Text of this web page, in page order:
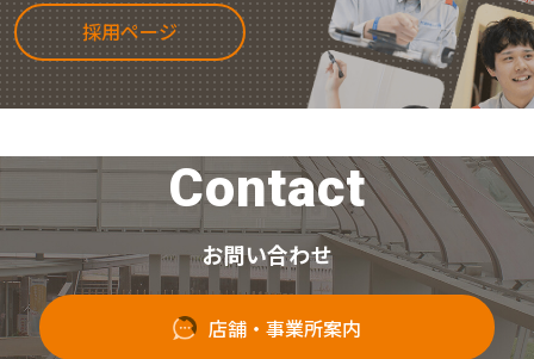
採用ページ
Contact
お問い合わせ
店舗・事業所案内